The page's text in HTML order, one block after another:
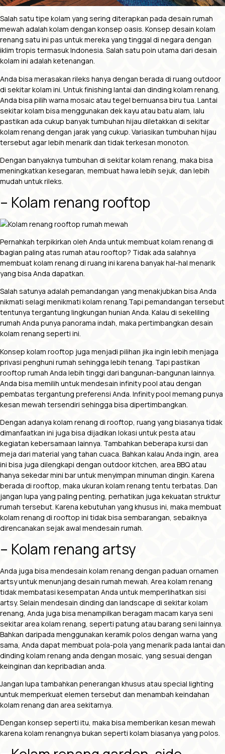
Salah satu tipe kolam yang sering diterapkan pada desain rumah
mewah adalah kolam dengan konsep oasis. Konsep desain kolam
renang satu ini pas untuk mereka yang tinggal di negara dengan
iklim tropis termasuk Indonesia. Salah satu poin utama dari desain
kolam ini adalah ketenangan.
Anda bisa merasakan rileks hanya dengan berada di ruang outdoor
di sekitar kolam ini. Untuk finishing lantai dan dinding kolam renang,
Anda bisa pilih warna mosaic atau tegel bernuansa biru tua. Lantai
sekitar kolam bisa menggunakan dek kayu atau batu alam, lalu
pastikan ada cukup banyak tumbuhan hijau diletakkan di sekitar
kolam renang dengan jarak yang cukup. Variasikan tumbuhan hijau
tersebut agar lebih menarik dan tidak terkesan monoton.
Dengan banyaknya tumbuhan di sekitar kolam renang, maka bisa
meningkatkan kesegaran, membuat hawa lebih sejuk, dan lebih
mudah untuk rileks.
– Kolam renang rooftop
Pernahkah terpikirkan oleh Anda untuk membuat kolam renang di
bagian paling atas rumah atau rooftop? Tidak ada salahnya
membuat kolam renang di ruang ini karena banyak hal-hal menarik
yang bisa Anda dapatkan.
Salah satunya adalah pemandangan yang menakjubkan bisa Anda
nikmati selagi menikmati kolam renang.Tapi pemandangan tersebut
tentunya tergantung lingkungan hunian Anda. Kalau di sekeliling
rumah Anda punya panorama indah, maka pertimbangkan desain
kolam renang seperti ini.
Konsep kolam rooftop juga menjadi pilihan jika ingin lebih menjaga
privasi penghuni rumah sehingga lebih tenang. Tapi pastikan
rooftop rumah Anda lebih tinggi dari bangunan-bangunan lainnya.
Anda bisa memilih untuk mendesain infinity pool atau dengan
pembatas tergantung preferensi Anda. Infinity pool memang punya
kesan mewah tersendiri sehingga bisa dipertimbangkan.
Dengan adanya kolam renang di rooftop, ruang yang biasanya tidak
dimanfaatkan ini juga bisa dijadikan lokasi untuk pesta atau
kegiatan kebersamaan lainnya. Tambahkan beberapa kursi dan
meja dari material yang tahan cuaca. Bahkan kalau Anda ingin, area
ini bisa juga dilengkapi dengan outdoor kitchen, area BBQ atau
hanya sekedar mini bar untuk menyimpan minuman dingin. Karena
berada di rooftop, maka ukuran kolam renang tentu terbatas. Dan
jangan lupa yang paling penting, perhatikan juga kekuatan struktur
rumah tersebut. Karena kebutuhan yang khusus ini, maka membuat
kolam renang di rooftop ini tidak bisa sembarangan, sebaiknya
direncanakan sejak awal mendesain rumah.
– Kolam renang artsy
Anda juga bisa mendesain kolam renang dengan paduan ornamen
artsy untuk menunjang desain rumah mewah . Area kolam renang
tidak membatasi kesempatan Anda untuk memperlihatkan sisi
artsy. Selain mendesain dinding dan landscape di sekitar kolam
renang, Anda juga bisa menampilkan beragam macam karya seni
sekitar area kolam renang, seperti patung atau barang seni lainnya.
Bahkan daripada menggunakan keramik polos dengan warna yang
sama, Anda dapat membuat pola-pola yang menarik pada lantai dan
dinding kolam renang anda dengan mosaic, yang sesuai dengan
keinginan dan kepribadian anda.
Jangan lupa tambahkan penerangan khusus atau special lighting
untuk memperkuat elemen tersebut dan menambah keindahan
kolam renang dan area sekitarnya.
Dengan konsep seperti itu, maka bisa memberikan kesan mewah
karena kolam renangnya bukan seperti kolam biasanya yang polos.